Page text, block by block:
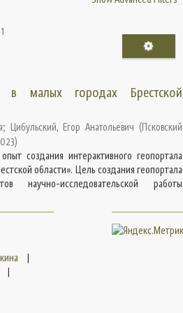
в малых городах Брестской
; Цибульский, Егор Анатольевич (Псковский
)
создания интерактивного геопортала
области». Цель создания геопортала
научно-исследовательской работы
|
|